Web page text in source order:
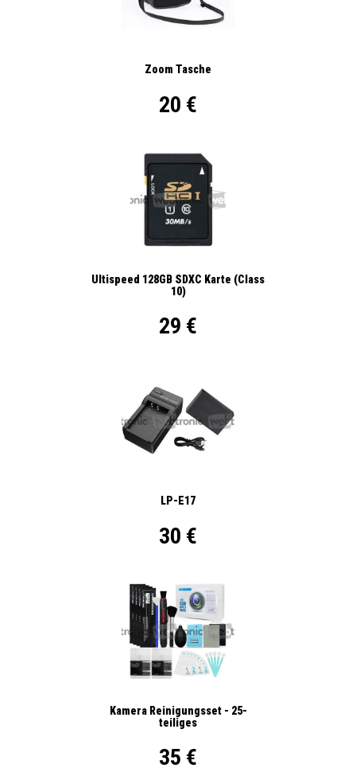
Zoom Tasche
20 €
Ultispeed 128GB SDXC Karte (Class
10)
29 €
LP-E17
30 €
Kamera Reinigungsset - 25-
teiliges
35 €